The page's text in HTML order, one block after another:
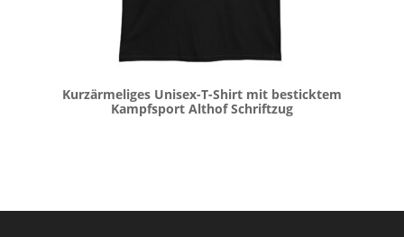
Kurzärmeliges Unisex-T-Shirt mit besticktem
Kampfsport Althof Schriftzug